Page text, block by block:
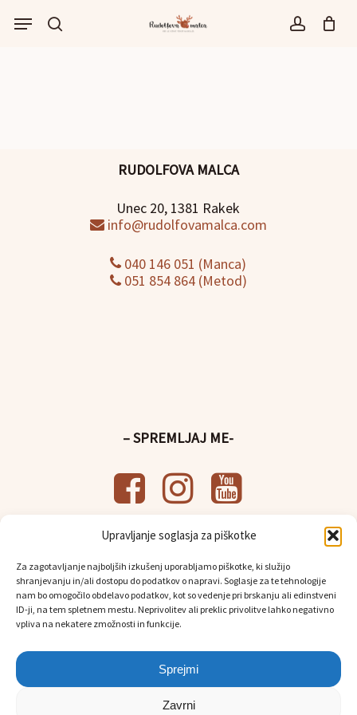
Upravljanje soglasja za piškotke
Za zagotavljanje najboljših izkušenj uporabljamo piškotke, ki služijo
shranjevanju in/ali dostopu do podatkov o napravi. Soglasje za te tehnologije
nam bo omogočilo obdelavo podatkov, kot so vedenje pri brskanju ali edinstveni
ID-ji, na tem spletnem mestu. Neprivolitev ali preklic privolitve lahko negativno
vpliva na nekatere zmožnosti in funkcije.
Sprejmi
Zavrni
išči account
Menu
RUDOLFOVA MALCA
Unec 20, 1381 Rakek
info@rudolfovamalca.com
040 146 051 (Manca)
051 854 864 (Metod)
– SPREMLJAJ ME-
– UPORABNE POVEZAVE-
Splošni pogoji poslovanja
Politikavarstva osebnih podatkov
Osebni prevzem in dostava